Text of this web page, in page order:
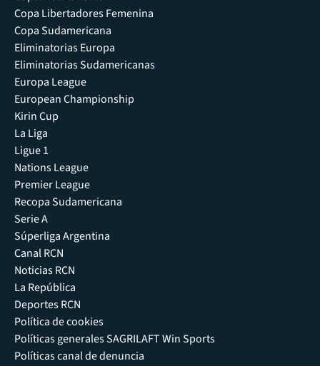
Copa Libertadores Femenina
Copa Sudamericana
Eliminatorias Europa
Eliminatorias Sudamericanas
Europa League
European Championship
Kirin Cup
La Liga
Ligue 1
Nations League
Premier League
Recopa Sudamericana
Serie A
Súperliga Argentina
Canal RCN
Noticias RCN
La República
Deportes RCN
Política de cookies
Políticas generales SAGRILAFT Win Sports
Políticas canal de denuncia